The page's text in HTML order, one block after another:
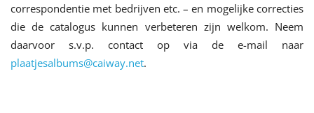
correspondentie met bedrijven etc. – en mogelijke correcties
die de catalogus kunnen verbeteren zijn welkom. Neem
daarvoor s.v.p. contact op via de e-mail naar
plaatjesalbums@caiway.net.